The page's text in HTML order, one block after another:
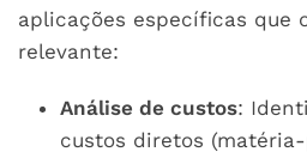
aplicações específicas que
relevante:
Análise de custos:
custos diretos